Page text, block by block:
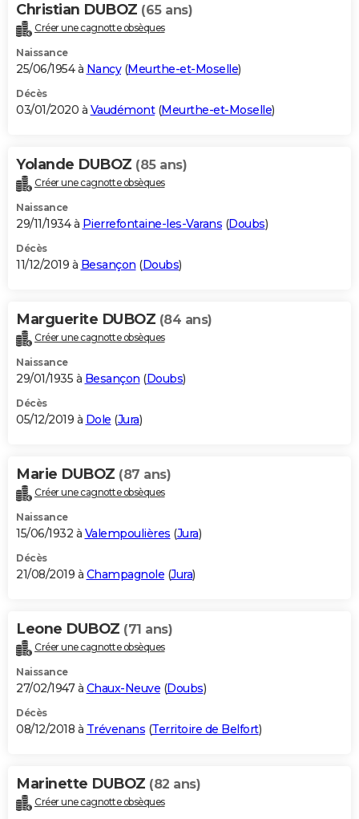
Christian DUBOZ (65 ans)
Créer une cagnotte obsèques
Naissance
25/06/1954 à Nancy(Meurthe-et-Moselle)
Décès
03/01/2020 à Vaudémont(Meurthe-et-Moselle)
Yolande DUBOZ (85 ans)
Créer une cagnotte obsèques
Naissance
29/11/1934 à Pierrefontaine-les-Varans (Doubs)
Décès
11/12/2019 à Besançon (Doubs)
Marguerite DUBOZ (84 ans)
Créer une cagnotte obsèques
Naissance
29/01/1935 à Besançon (Doubs)
Décès
05/12/2019 à Dole (Jura)
Marie DUBOZ (87 ans)
Créer une cagnotte obsèques
Naissance
15/06/1932 à Valempoulières (Jura)
Décès
21/08/2019 à Champagnole (Jura)
Leone DUBOZ (71 ans)
Créer une cagnotte obsèques
Naissance
27/02/1947 à Chaux-Neuve (Doubs)
Décès
08/12/2018 à Trévenans (Territoire de Belfort)
Marinette DUBOZ (82 ans)
Créer une cagnotte obsèques